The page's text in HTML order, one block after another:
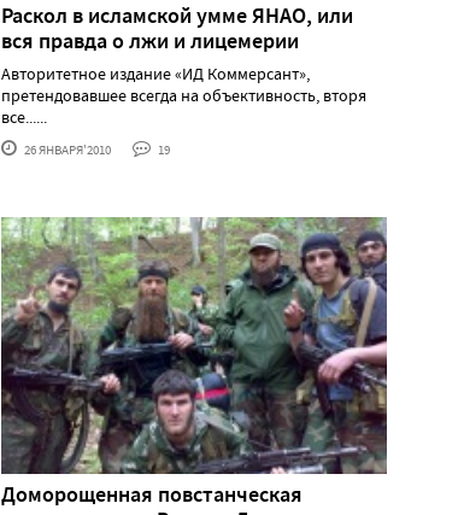
Раскол в исламской умме ЯНАО, или
вся правда о лжи и лицемерии
Авторитетное издание «ИД Коммерсант»,
претендовавшее всегда на объективность, вторя
все......
26 ЯНВАРЯ'2010 19
Доморощенная повстанческая